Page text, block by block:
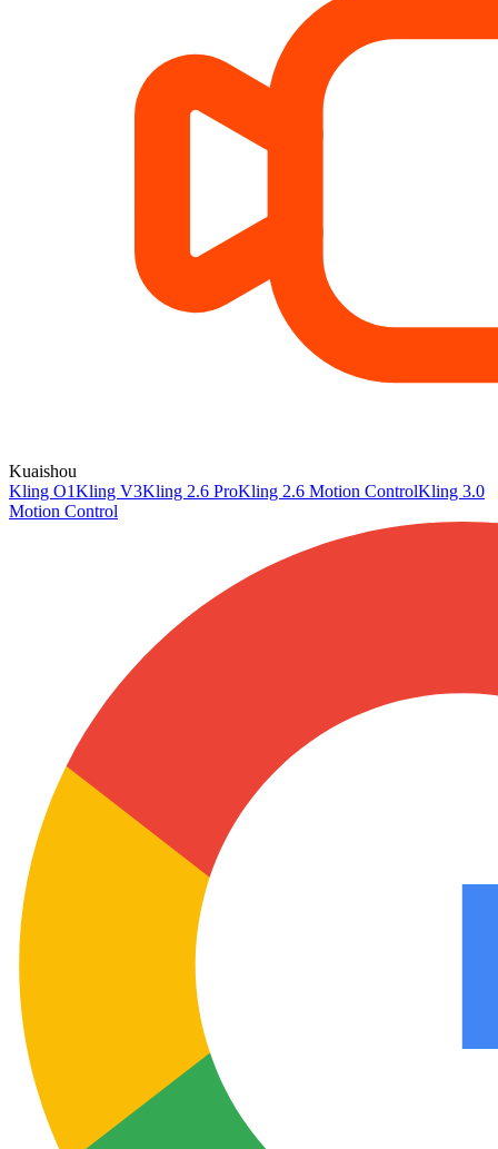
Kuaishou
Kling O1Kling V3Kling 2.6 ProKling 2.6 Motion ControlKling 3.0
Motion Control